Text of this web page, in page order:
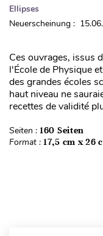
Ellipses
Neuerscheinung :
Ces ouvrages, issus
l'École de Physique
des grandes écoles
haut niveau ne
recettes de validité
Seiten : 160 Seiten
Format : 17,5 cm x 26